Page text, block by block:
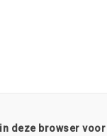
deze browser